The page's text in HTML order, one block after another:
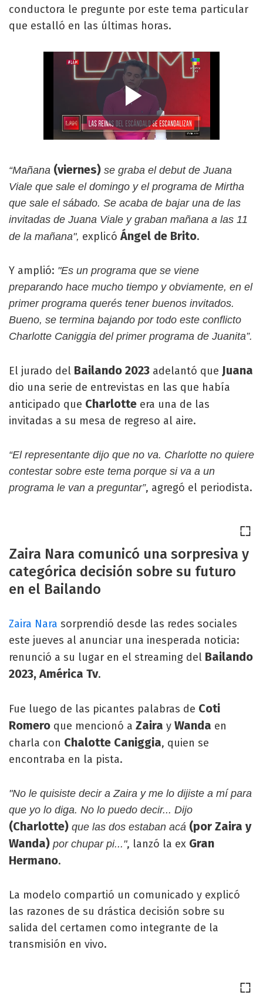
conductora le pregunte por este tema particular
que estalló en las últimas horas.
“Mañana (viernes) se graba el debut de Juana
Viale que sale el domingo y el programa de Mirtha
que sale el sábado. Se acaba de bajar una de las
invitadas de Juana Viale y graban mañana a las 11
de la mañana", explicó Ángel de Brito.
Y amplió: "Es un programa que se viene
preparando hace mucho tiempo y obviamente, en el
primer programa querés tener buenos invitados.
Bueno, se termina bajando por todo este conflicto
Charlotte Caniggia del primer programa de Juanita”.
El jurado del Bailando 2023 adelantó que Juana
dio una serie de entrevistas en las que había
anticipado que Charlotte era una de las
invitadas a su mesa de regreso al aire.
“El representante dijo que no va. Charlotte no quiere
contestar sobre este tema porque si va a un
programa le van a preguntar”, agregó el periodista.
Zaira Nara comunicó una sorpresiva y
categórica decisión sobre su futuro
en el Bailando
Zaira Nara sorprendió desde las redes sociales
este jueves al anunciar una inesperada noticia:
renunció a su lugar en el streaming del Bailando
2023, América Tv.
Fue luego de las picantes palabras de Coti
Romero que mencionó a Zaira y Wanda en
charla con Chalotte Caniggia, quien se
encontraba en la pista.
"No le quisiste decir a Zaira y me lo dijiste a mí para
que yo lo diga. No lo puedo decir... Dijo
(Charlotte) que las dos estaban acá (por Zaira y
Wanda) por chupar pi...", lanzó la ex Gran
Hermano.
La modelo compartió un comunicado y explicó
las razones de su drástica decisión sobre su
salida del certamen como integrante de la
transmisión en vivo.